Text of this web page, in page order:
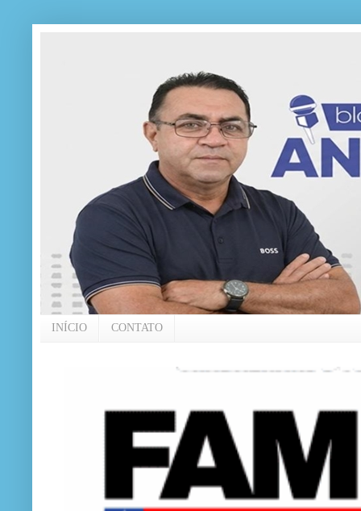
INÍCIO CONTATO